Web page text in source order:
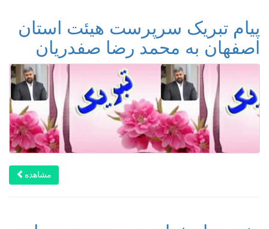
پیام تبریک سرپرست هیئت استان
اصفهان به محمد رضا صفدریان
مشاهده